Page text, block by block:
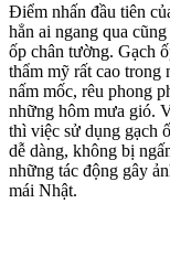
Điểm nhấn đầu tiên
hẳn ai ngang qua
ốp chân tường. Gạch
thẩm mỹ rất cao trong
nấm mốc, rêu phong
những hôm mưa gió.
thì việc sử dụng gạch
dễ dàng, không bị
những tác động gây
mái Nhật.